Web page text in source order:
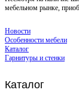
мебельном рынке,
Новости
Особенности мебели
Каталог
Гарнитуры и стенки
Каталог